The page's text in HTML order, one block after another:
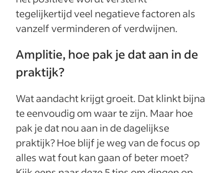
tegelijkertijd veel negatieve factoren als
vanzelf verminderen of verdwijnen.
Amplitie, hoe pak je dat aan in de
praktijk?
Wat aandacht krijgt groeit. Dat klinkt bijna
te eenvoudig om waar te zijn. Maar hoe
pak je dat nou aan in de dagelijkse
praktijk? Hoe blijf je weg van de focus op
alles wat fout kan gaan of beter moet?